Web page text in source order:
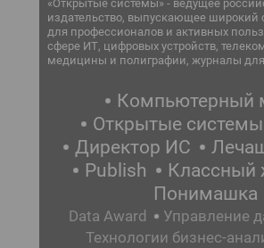
«Открытые системы» - ведущее
издательство, выпускающее широкий
для профессионалов и активных
сфере ИТ, цифровых устройств,
медицины и полиграфии, журналы для
Компьютерный
Открытые
Директор ИС
Publish
Классный
Понимашка
Data Award
Управление
Технологии бизнес-